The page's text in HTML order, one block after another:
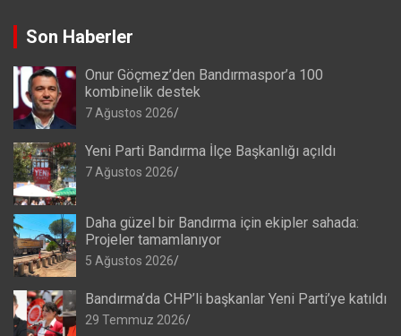
Son Haberler
Onur Göçmez’den Bandırmaspor’a 100
kombinelik destek
7 Ağustos 2026
Yeni Parti Bandırma İlçe Başkanlığı açıldı
7 Ağustos 2026
Daha güzel bir Bandırma için ekipler sahada:
Projeler tamamlanıyor
5 Ağustos 2026
Bandırma’da CHP’li başkanlar Yeni Parti’ye katıldı
29 Temmuz 2026